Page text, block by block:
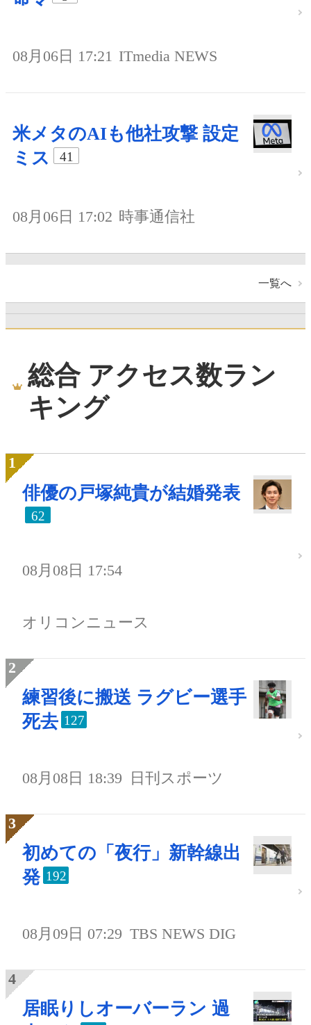
08月06日 17:21 ITmedia NEWS
米メタのAIも他社攻撃 設定
ミス
41
08月06日 17:02 時事通信社
一覧へ
総合 アクセス数ラン
キング
俳優の戸塚純貴が結婚発表
62
08月08日 17:54
オリコンニュース
練習後に搬送 ラグビー選手
死去 127
08月08日 18:39 日刊スポーツ
初めての「夜行」新幹線出
発 192
08月09日 07:29 TBS NEWS DIG
居眠りしオーバーラン 過